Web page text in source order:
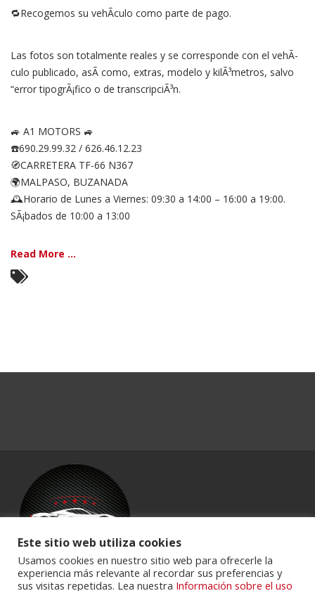
🔁Recogemos su vehÃ­culo como parte de pago.
Las fotos son totalmente reales y se corresponde con el vehÃ­
culo publicado, asÃ­ como, extras, modelo y kilÃ³metros, salvo
“error tipogrÃ¡fico o de transcripciÃ³n.
🚙 A1 MOTORS 🚙
☎️690.29.99.32 / 626.46.12.23
🧭CARRETERA TF-66 N367
🌍MALPASO, BUZANADA
🕰Horario de Lunes a Viernes: 09:30 a 14:00 – 16:00 a 19:00.
SÃ¡bados de 10:00 a 13:00
Read More ...
Este sitio web utiliza cookies
Usamos cookies en nuestro sitio web para ofrecerle la
experiencia más relevante al recordar sus preferencias y
sus visitas repetidas. Lea nuestra Información sobre el uso